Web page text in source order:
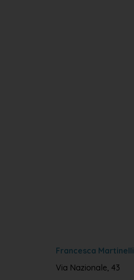
Francesca Martinelli
Via Nazionale, 43